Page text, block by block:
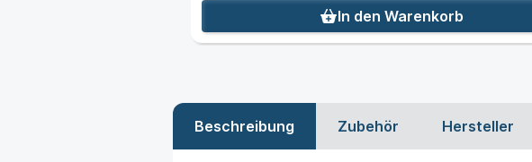
In den Warenkorb
Beschreibung Zubehör Hersteller